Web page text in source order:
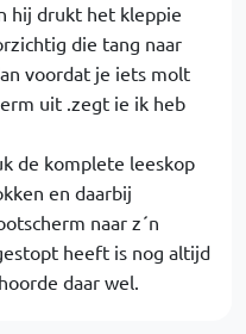
hij drukt het kleppie
die tang naar
voordat je iets molt
uit .zegt ie ik heb
de komplete leeskop
en daarbij
naar z´n
heeft is nog altijd
daar wel.